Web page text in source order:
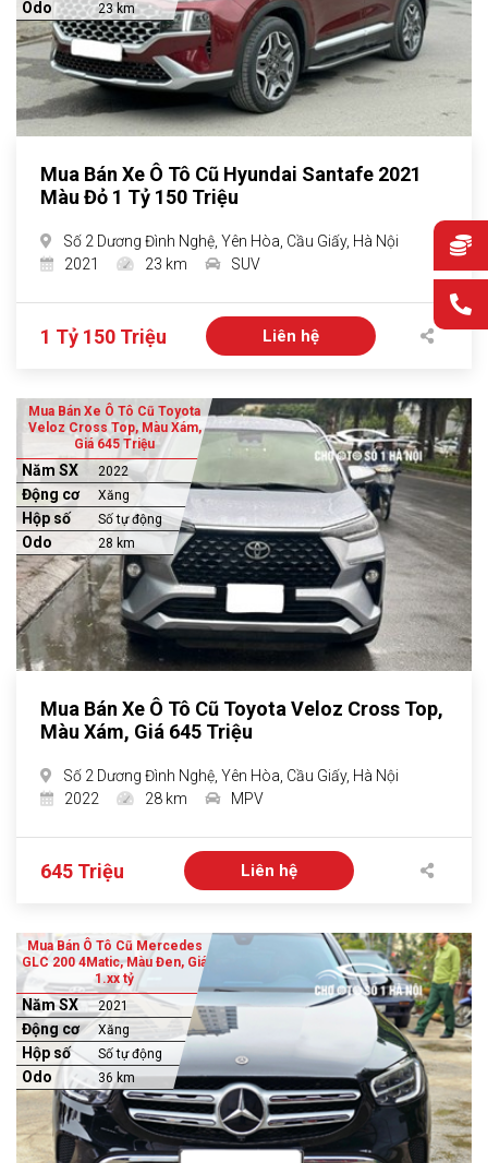
Odo 23 km
Mua Bán Xe Ô Tô Cũ Hyundai Santafe 2021
Màu Đỏ 1 Tỷ 150 Triệu
Số 2 Dương Đình Nghệ, Yên Hòa, Cầu Giấy, Hà Nội
2021
23 km SUV
1 Tỷ 150 Triệu Liên hệ
Mua Bán Xe Ô Tô Cũ Toyota
Veloz Cross Top, Màu Xám,
Giá 645 Triệu
Năm SX 2022
Động cơ Xăng
Hộp số Số tự động
Odo 28 km
Mua Bán Xe Ô Tô Cũ Toyota Veloz Cross Top,
Màu Xám, Giá 645 Triệu
Số 2 Dương Đình Nghệ, Yên Hòa, Cầu Giấy, Hà Nội
2022
28 km MPV
645 Triệu Liên hệ
Mua Bán Ô Tô Cũ Mercedes
GLC 200 4Matic, Màu Đen, Giá
1.xx tỷ
Năm SX 2021
Động cơ Xăng
Hộp số Số tự động
Odo 36 km